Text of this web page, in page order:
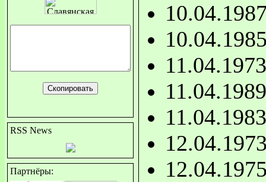
RSS News
Партнёры: